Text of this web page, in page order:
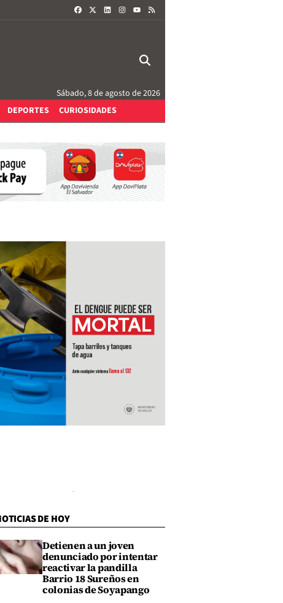
FACEBOOKLINKEDININSTAGRAM
Sábado, 8 de agosto de 2026
DEPORTES CURIOSIDADES
DE HOY
Detienen a un joven
denunciado por intentar
reactivar la pandilla
Barrio 18 Sureños en
colonias de Soyapango